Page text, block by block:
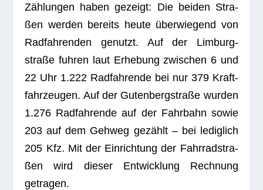
Zäh­lun­gen haben gezeigt: Die bei­den Stra­
ßen wer­den bereits heute über­wie­gend von
Rad­fah­ren­den genutzt. Auf der Lim­burg­
straße fuh­ren laut Erhe­bung zwi­schen 6 und
22 Uhr 1.222 Rad­fah­rende bei nur 379 Kraft­
fahr­zeu­gen. Auf der Guten­berg­straße wur­den
1.276 Rad­fah­rende auf der Fahr­bahn sowie
203 auf dem Geh­weg gezählt – bei ledig­lich
205 Kfz. Mit der Ein­rich­tung der Fahr­rad­stra­
ßen wird die­ser Ent­wick­lung Rech­nung
getragen.